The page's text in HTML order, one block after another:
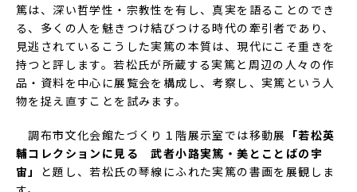
篤は、深い哲学性・宗教性を有し、真実を語ることのでき
る、多くの人を魅きつけ結びつける時代の牽引者であり、
見逃されているこうした実篤の本質は、現代にこそ重きを
持つと評します。若松氏が所蔵する実篤と周辺の人々の作
品・資料を中心に展覧会を構成し、考察し、実篤という人
物を捉え直すことを試みます。
調布市文化会館たづくり１階展示室では移動展 「若松英
輔コレクションに見る 武者小路実篤・美とことばの宇
宙」
と題し、若松氏の琴線にふれた実篤の書画を展観しま